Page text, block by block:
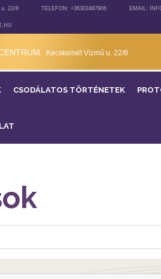
u. 22/8 TELEFON: +36302487906 EMAIL:
Kecskemét Vízmű u. 22/8
CSODÁLATOS TÖRTÉNETEK